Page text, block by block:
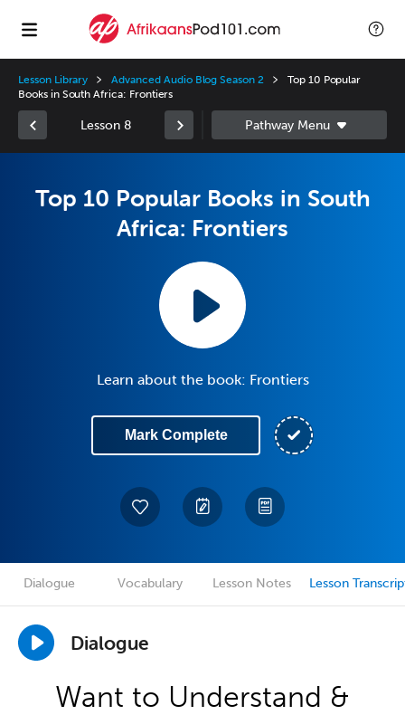
Lesson Library Advanced Audio Blog Season 2
Top 10 Popular
Books in South Africa: Frontiers
Lesson 8
Top 10 Popular Books in South
Africa: Frontiers
Learn about the book: Frontiers
Mark Complete
Dialogue Vocabulary Lesson Notes Lesson
Dialogue
Want to Understand &